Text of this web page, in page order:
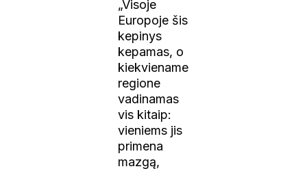
„Visoje
Europoje šis
kepinys
kepamas, o
kiekviename
regione
vadinamas
vis kitaip:
vieniems jis
primena
mazgą,